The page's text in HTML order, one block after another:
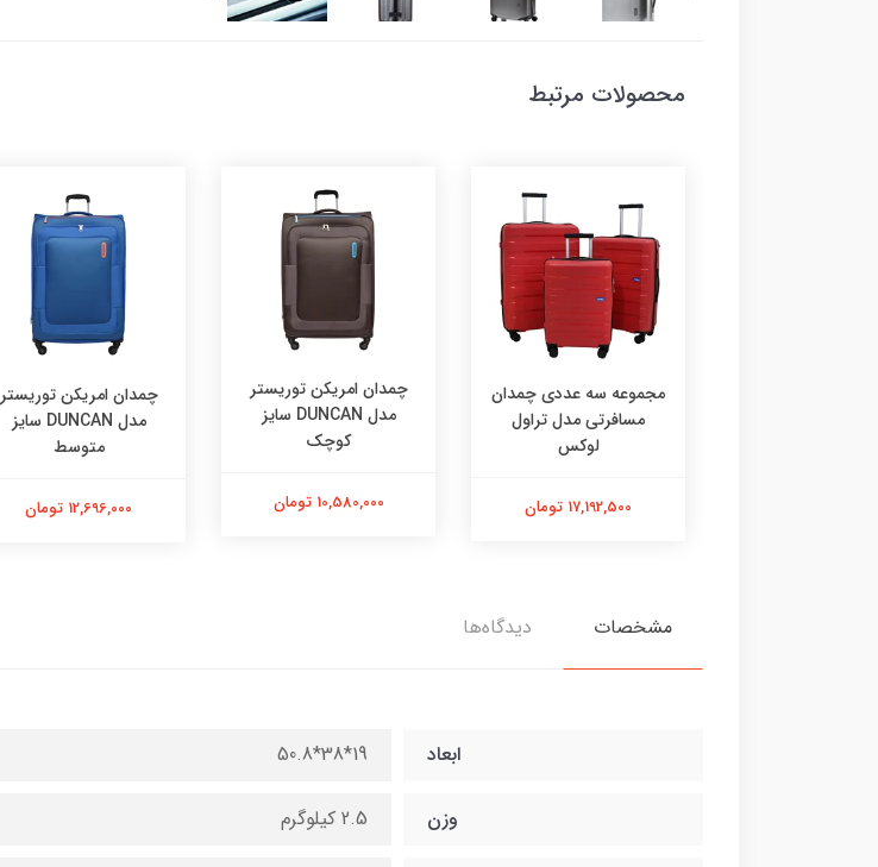
محصولات مرتبط
مجموعه سه عددی چمدان
مسافرتی مدل تراول
لوکس
17,192,500 تومان
چمدان امریکن توریستر
مدل DUNCAN سایز
کوچک
10,580,000 تومان
چمدان امریکن توریستر
مدل DUNCAN سایز
متوسط
12,696,000 تومان
مشخصات دیدگاه‌ها
ابعاد 19*38*50.8
وزن 2.5 کیلوگرم